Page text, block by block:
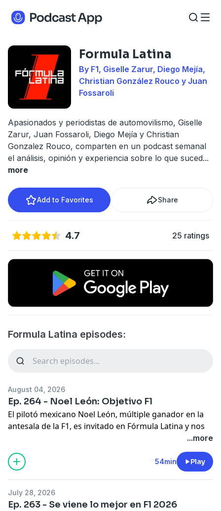
Formula Latina
By F1, Giselle Zarur, Diego Mejía,
Christian González Rouco y Juan
Fossaroli
Apasionados y periodistas de automovilismo, Giselle
Zarur, Juan Fossaroli, Diego Mejía y Christian
Gonzalez Rouco, comparten en un podcast semanal
el análisis, opinión y experiencia sobre lo que suced...
more
Add to Favorites Share
4.7 25 ratings
Formula Latina episodes:
August 04, 2026
Ep. 264 - Noel León: Objetivo F1
El pilotó mexicano Noel León, múltiple ganador en la
antesala de la F1, es invitado en Fórmula Latina y nos
explica por qué este año se está jugando todo para
Hosted on Acast. See
acast.com/privacyfor more
information.
...more
54min Play
July 28, 2026
Ep. 263 - Se viene lo mejor en F1 2026